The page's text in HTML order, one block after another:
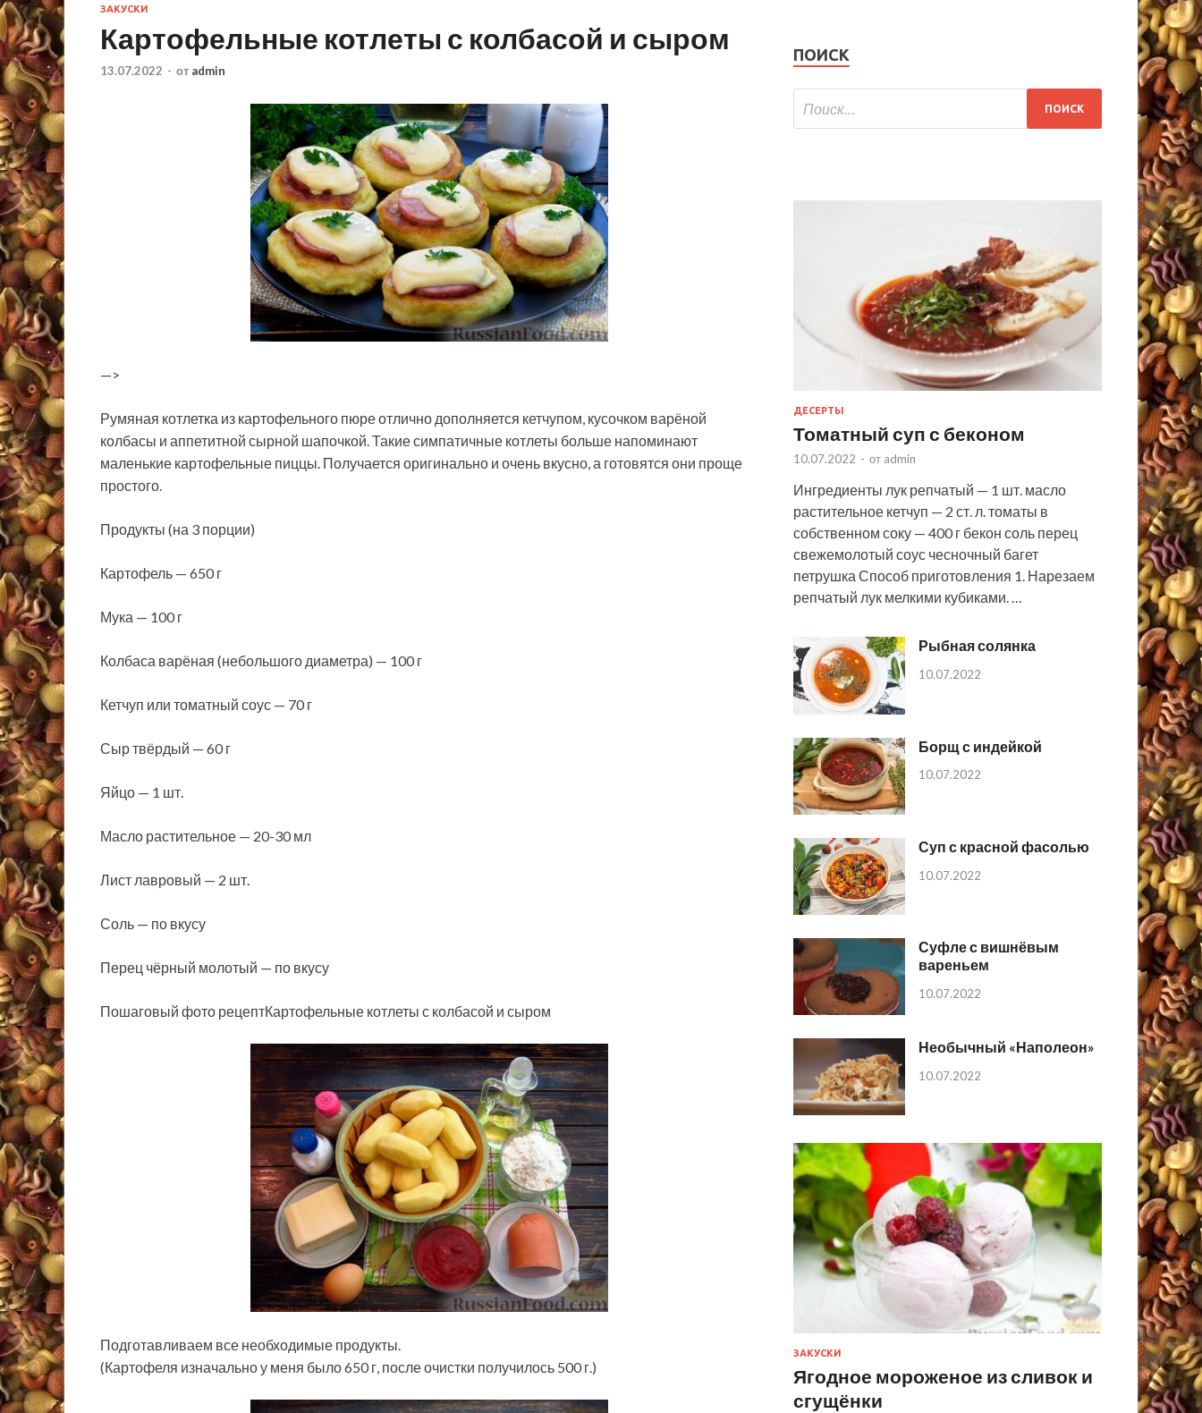
ЗАКУСКИ
Картофельные котлеты с колбасой и сыром
13.07.2022 - от admin
—>
Румяная котлетка из картофельного пюре отлично дополняется кетчупом, кусочком варёной
колбасы и аппетитной сырной шапочкой. Такие симпатичные котлеты больше напоминают
маленькие картофельные пиццы. Получается оригинально и очень вкусно, а готовятся они проще
простого.
Продукты (на 3 порции)
Картофель — 650 г
Мука — 100 г
Колбаса варёная (небольшого диаметра) — 100 г
Кетчуп или томатный соус — 70 г
Сыр твёрдый — 60 г
Яйцо — 1 шт.
Масло растительное — 20-30 мл
Лист лавровый — 2 шт.
Соль — по вкусу
Перец чёрный молотый — по вкусу
Пошаговый фото рецептКартофельные котлеты с колбасой и сыром
Подготавливаем все необходимые продукты.
(Картофеля изначально у меня было 650 г, после очистки получилось 500 г.)
ПОИСК
ДЕСЕРТЫ
Томатный суп с беконом
10.07.2022 - от admin
Ингредиенты лук репчатый — 1 шт. масло
растительное кетчуп — 2 ст. л. томаты в
собственном соку — 400 г бекон соль перец
свежемолотый соус чесночный багет
петрушка Способ приготовления 1. Нарезаем
репчатый лук мелкими кубиками. …
Рыбная солянка
10.07.2022
Борщ с индейкой
10.07.2022
Суп с красной фасолью
10.07.2022
Суфле с вишнёвым
вареньем
10.07.2022
Необычный «Наполеон»
10.07.2022
ЗАКУСКИ
Ягодное мороженое из сливок и
сгущёнки